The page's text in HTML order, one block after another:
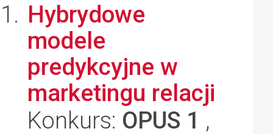
Hybrydowe
modele
predykcyjne w
marketingu relacji
Konkurs: OPUS 1 ,